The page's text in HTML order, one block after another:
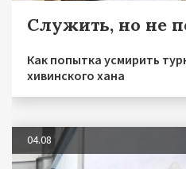
Служить, но не
Как попытка усмирить
хивинского хана
04.08